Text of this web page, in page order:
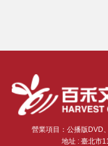
營業項目：公播版DVD
地址 : 臺北市